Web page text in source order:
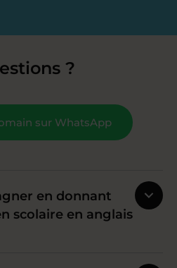
?
sur WhatsApp
en donnant
scolaire en anglais